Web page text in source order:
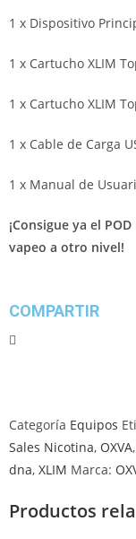
1 x Dispositivo
1 x Cartucho XLIM
1 x Cartucho XLIM
1 x Cable de Carga
1 x Manual de
¡Consigue ya el
vapeo a otro nivel!
COMPARTIR
Categoría Equipos
Sales Nicotina, OXVA,
dna, XLIM Marca:
Productos